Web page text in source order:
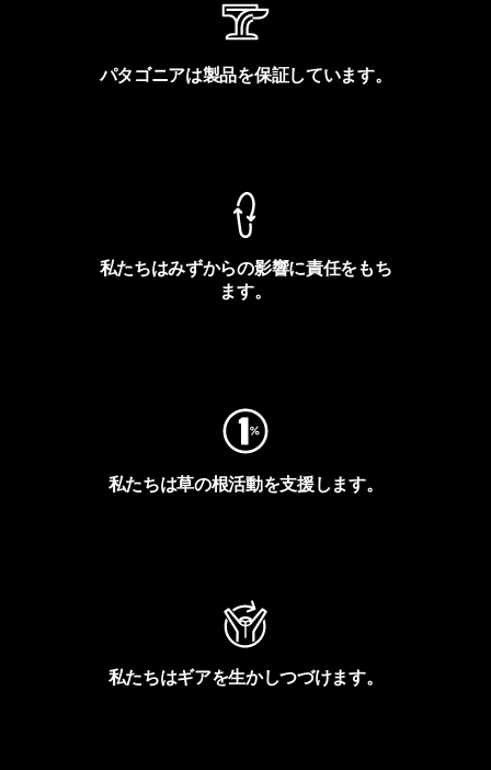
パタゴニアは製品を保証しています。
私たちはみずからの影響に責任をもち
ます。
私たちは草の根活動を支援します。
私たちはギアを生かしつづけます。